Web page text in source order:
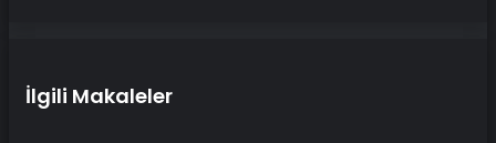
İlgili Makaleler